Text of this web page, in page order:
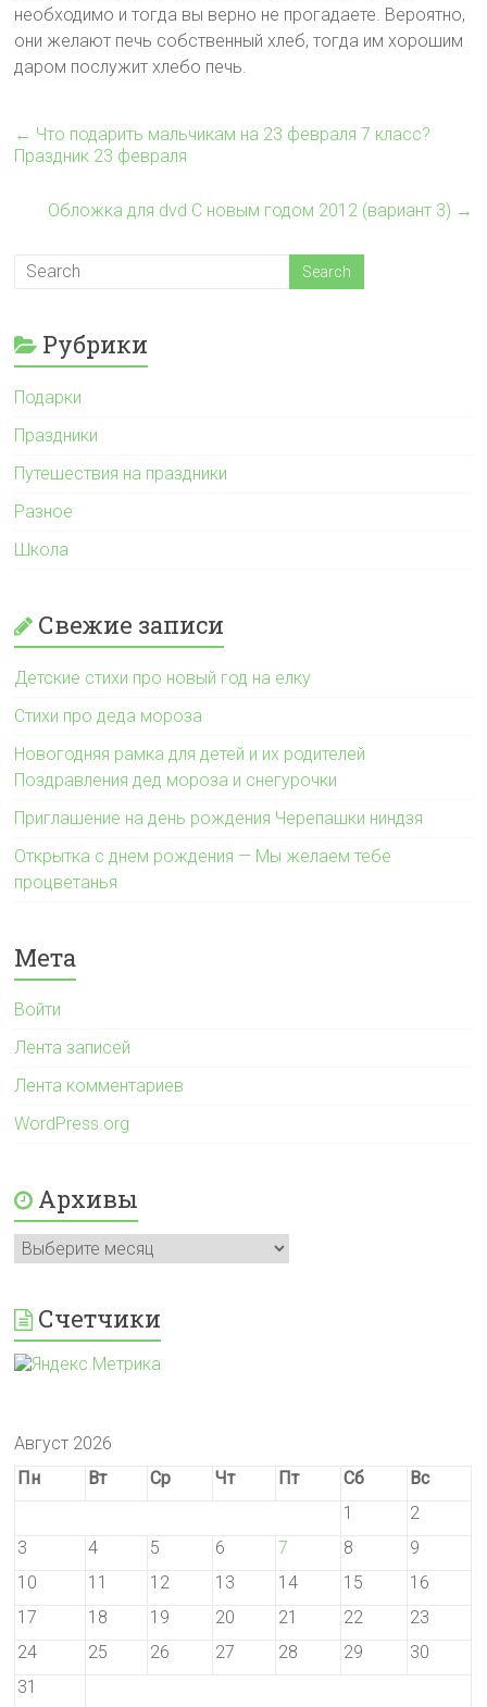
необходимо и тогда вы верно не прогадаете. Вероятно,
они желают печь собственный хлеб, тогда им хорошим
даром послужит хлебо печь.
← Что подарить мальчикам на 23 февраля 7 класс?
Праздник 23 февраля
Обложка для dvd С новым годом 2012 (вариант 3) →
Рубрики
Подарки
Праздники
Путешествия на праздники
Разное
Школа
Свежие записи
Детские стихи про новый год на елку
Стихи про деда мороза
Новогодняя рамка для детей и их родителей
Поздравления дед мороза и снегурочки
Приглашение на день рождения Черепашки ниндзя
Открытка с днем рождения — Мы желаем тебе
процветанья
Мета
Войти
Лента записей
Лента комментариев
WordPress.org
Архивы
Архивы
Счетчики
Август 2026
Пн
Вт Ср Чт Пт Сб
Вс
1
2
3
4 5 6 7 8
9
10
11 12 13 14 15
16
17
18 19 20 21 22
23
24
25 26 27 28 29
30
31